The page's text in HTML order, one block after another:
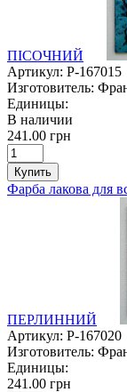
ПІСОЧНИЙ
Артикул: P-167015
Изготовитель:
Единицы:
В наличии
241.00 грн
Купить
Фарба лакова для
ПЕРЛИННИЙ
Артикул: P-167020
Изготовитель:
Единицы:
241.00 грн